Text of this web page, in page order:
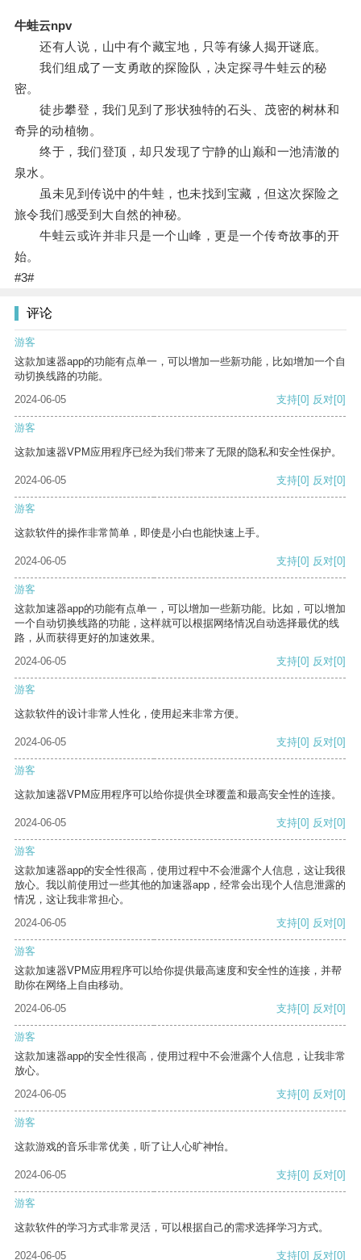
牛蛙云npv
还有人说，山中有个藏宝地，只等有缘人揭开谜底。
我们组成了一支勇敢的探险队，决定探寻牛蛙云的秘
密。
徒步攀登，我们见到了形状独特的石头、茂密的树林和
奇异的动植物。
终于，我们登顶，却只发现了宁静的山巅和一池清澈的
泉水。
虽未见到传说中的牛蛙，也未找到宝藏，但这次探险之
旅令我们感受到大自然的神秘。
牛蛙云或许并非只是一个山峰，更是一个传奇故事的开
始。
#3#
评论
游客
这款加速器app的功能有点单一，可以增加一些新功能，比如增加一个自
动切换线路的功能。
2024-06-05
支持[0] 反对[0]
游客
这款加速器VPM应用程序已经为我们带来了无限的隐私和安全性保护。
2024-06-05 支持[0] 反对[0]
游客
这款软件的操作非常简单，即使是小白也能快速上手。
2024-06-05 支持[0] 反对[0]
游客
这款加速器app的功能有点单一，可以增加一些新功能。比如，可以增加
一个自动切换线路的功能，这样就可以根据网络情况自动选择最优的线
路，从而获得更好的加速效果。
2024-06-05
支持[0] 反对[0]
游客
这款软件的设计非常人性化，使用起来非常方便。
2024-06-05 支持[0] 反对[0]
游客
这款加速器VPM应用程序可以给你提供全球覆盖和最高安全性的连接。
2024-06-05 支持[0] 反对[0]
游客
这款加速器app的安全性很高，使用过程中不会泄露个人信息，这让我很
放心。我以前使用过一些其他的加速器app，经常会出现个人信息泄露的
情况，这让我非常担心。
2024-06-05
支持[0] 反对[0]
游客
这款加速器VPM应用程序可以给你提供最高速度和安全性的连接，并帮
助你在网络上自由移动。
2024-06-05
支持[0] 反对[0]
游客
这款加速器app的安全性很高，使用过程中不会泄露个人信息，让我非常
放心。
2024-06-05
支持[0] 反对[0]
游客
这款游戏的音乐非常优美，听了让人心旷神怡。
2024-06-05 支持[0] 反对[0]
游客
这款软件的学习方式非常灵活，可以根据自己的需求选择学习方式。
2024-06-05 支持[0] 反对[0]